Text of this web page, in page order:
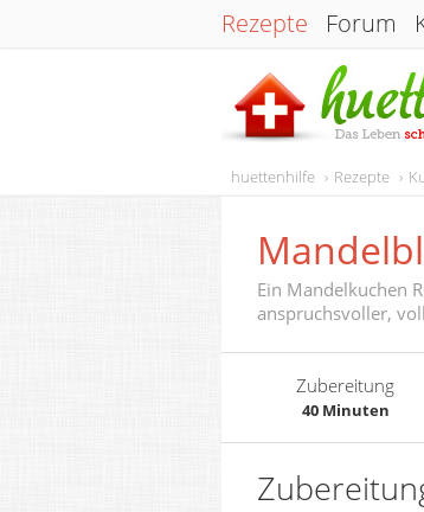
Rezepte Forum
huettenhilfe Rezepte
Ein Mandelkuchen
anspruchsvoller,
Zubereitung
40 Minuten